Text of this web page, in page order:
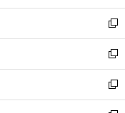
開
く
ウ
で
開
く
ン
ド
ウ
で
開
く
ウ
ィ
ン
ド
ウ
で
開
新
し
い
ウ
ィ
ン
新
し
い
ウ
新
し